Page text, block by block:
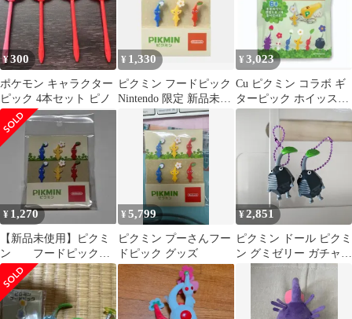
¥300
ポケモン キャラクター
ピック 4本セット ピノ
¥ 1,330
ピクミン フードピック
Nintendo 限定 新品未開
¥3,023
Cu ピクミン コラボ ギ
ターピック ホイッスル
CANDY パープル ピク
¥ 1,270
【新品未使用】ピクミ
ン フードピック（6
本入） 1点
¥5,799
ピクミン プーさんフー
ドピック グッズ
¥2,851
ピクミン ドール ピクミ
ン グミゼリー ガチャ
めじるし